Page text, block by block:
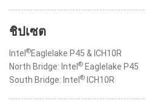
ชิปเซต
Intel ®Eaglelake P45 & ICH10R
North Bridge: Intel ® Eaglelake P45
South Bridge: Intel ® ICH10R